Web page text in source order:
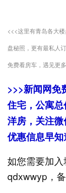
<<<这里有青岛各大
盘秘照，更有最私人
免费看房车，遇见更
>>>新闻网免
住宅，公寓
洋房，关注
优惠信息早知
如您需要加
qdxwwyp，